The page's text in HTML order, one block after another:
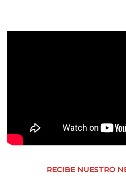
RECIBE NUESTRO